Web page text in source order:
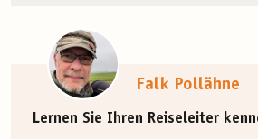
Falk Pollähne
Lernen Sie Ihren Reiseleiter